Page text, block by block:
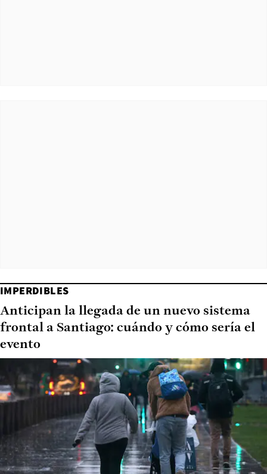
IMPERDIBLES
Anticipan la llegada de un nuevo sistema
frontal a Santiago: cuándo y cómo sería el
evento